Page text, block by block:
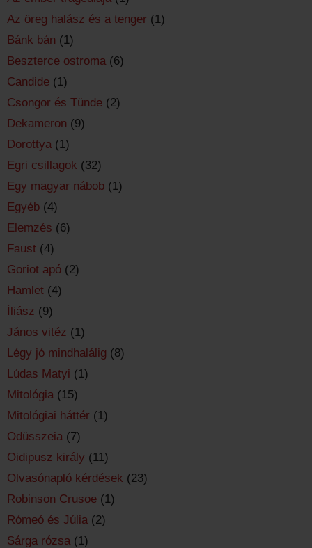
Az öreg halász és a tenger (1)
Bánk bán (1)
Beszterce ostroma (6)
Candide (1)
Csongor és Tünde (2)
Dekameron (9)
Dorottya (1)
Egri csillagok (32)
Egy magyar nábob (1)
Egyéb (4)
Elemzés (6)
Faust (4)
Goriot apó (2)
Hamlet (4)
Íliász (9)
János vitéz (1)
Légy jó mindhalálig (8)
Lúdas Matyi (1)
Mitológia (15)
Mitológiai háttér (1)
Odüsszeia (7)
Oidipusz király (11)
Olvasónapló kérdések (23)
Robinson Crusoe (1)
Rómeó és Júlia (2)
Sárga rózsa (1)